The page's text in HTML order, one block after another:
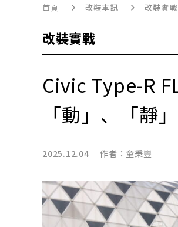
首頁 改裝車訊 改裝實戰
改裝實戰
Civic Type-R
「動」、「靜
2025.12.04 作者： 童秉豐